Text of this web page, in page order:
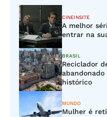
CINEINSITE
A melhor
entrar na
BRASIL
Reciclador
histórico
MUNDO
Mulher é